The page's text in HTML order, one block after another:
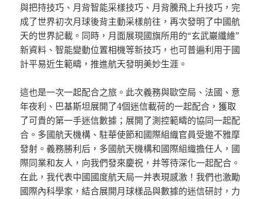
與把持技巧、月背智能采樣技巧、月背騰飛上升技巧，完
成了世界初次月球後背主動采樣前往，再次發明了中國航
天的世界記載。同時，月面展現國旗所用的“玄武巖纖維”
新資料、智能變動位置相機等新技巧，也可普遍利用于國
計平易近生範疇，推進航天發明美妙生涯。
這也是一次一起配合之旅。此次義務與歐空局、法國、意
年夜利、巴基斯坦展開了4個迷信載荷的一起配合，獲取
了可貴的第一手迷信數據；展開了測控範疇的協同一起配
合。多國航天機構、駐華使節和國際組織官員受邀不雅摩
發射。義務勝利后，多國航天機構和國際組織擔任人，國
際同業和友人，向我們發來慶祝，并等待深化一起配合。
在此，我代表中國國度航天局一并表現感激！我們也激勵
國際內科學家，結合展開月球樣品與數據的迷信研討，力